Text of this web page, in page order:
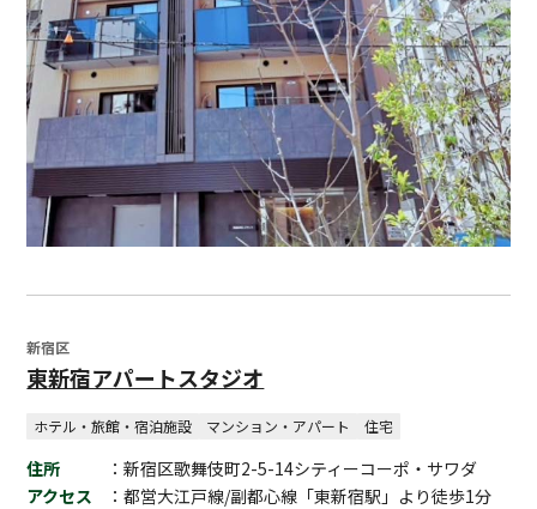
新宿区
東新宿アパートスタジオ
ホテル・旅館・宿泊施設 マンション・アパート 住宅
住所
：新宿区歌舞伎町2-5-14シティーコーポ・サワダ
アクセス
：都営大江戸線/副都心線「東新宿駅」より徒歩1分 ​